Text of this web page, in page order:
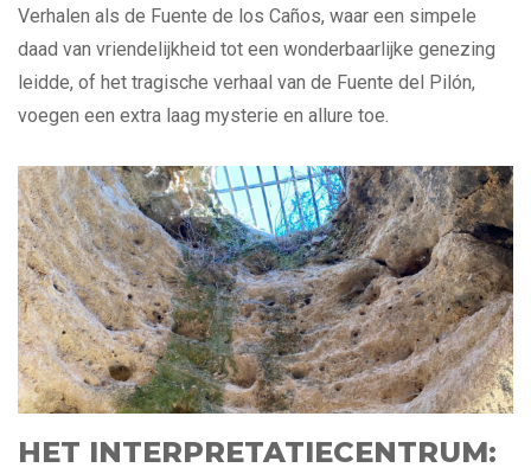
Verhalen als de Fuente de los Caños, waar een simpele
daad van vriendelijkheid tot een wonderbaarlijke genezing
leidde, of het tragische verhaal van de Fuente del Pilón,
voegen een extra laag mysterie en allure toe.
HET INTERPRETATIECENTRUM: